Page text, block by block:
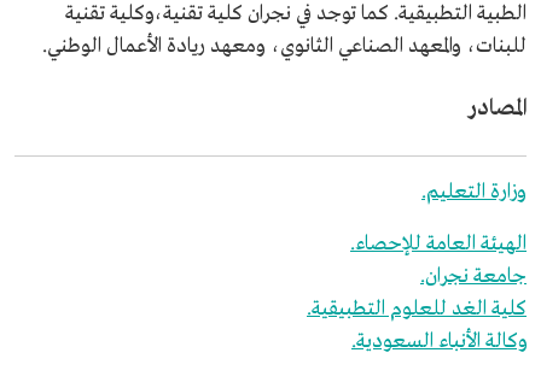
الطبية التطبيقية. كما توجد في نجران كلية تقنية،وكلية تقنية
للبنات، والمعهد الصناعي الثانوي، ومعهد ريادة الأعمال الوطني.
المصادر
وزارة التعليم.
الهيئة العامة للإحصاء.
جامعة نجران.
كلية الغد للعلوم التطبيقية.
وكالة الأنباء السعودية.